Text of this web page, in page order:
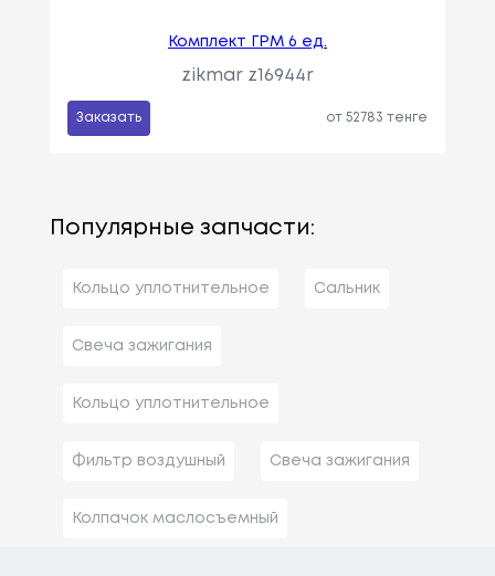
Комплект ГРМ 6 ед.
zikmar z16944r
Заказать от 52783 тенге
Популярные запчасти:
Кольцо уплотнительное Сальник
Свеча зажигания
Кольцо уплотнительное
Фильтр воздушный Свеча зажигания
Колпачок маслосъемный